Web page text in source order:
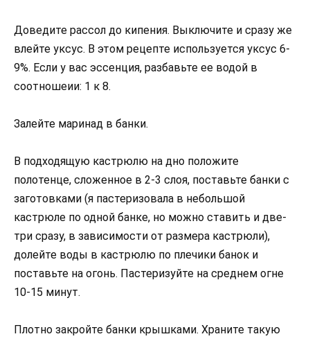
Доведите рассол до кипения. Выключите и сразу же
влейте уксус. В этом рецепте используется уксус 6-
9%. Если у вас эссенция, разбавьте ее водой в
соотношеии: 1 к 8.
Залейте маринад в банки.
В подходящую кастрюлю на дно положите
полотенце, сложенное в 2-3 слоя, поставьте банки с
заготовками (я пастеризовала в небольшой
кастрюле по одной банке, но можно ставить и две-
три сразу, в зависимости от размера кастрюли),
долейте воды в кастрюлю по плечики банок и
поставьте на огонь. Пастеризуйте на среднем огне
10-15 минут.
Плотно закройте банки крышками. Храните такую